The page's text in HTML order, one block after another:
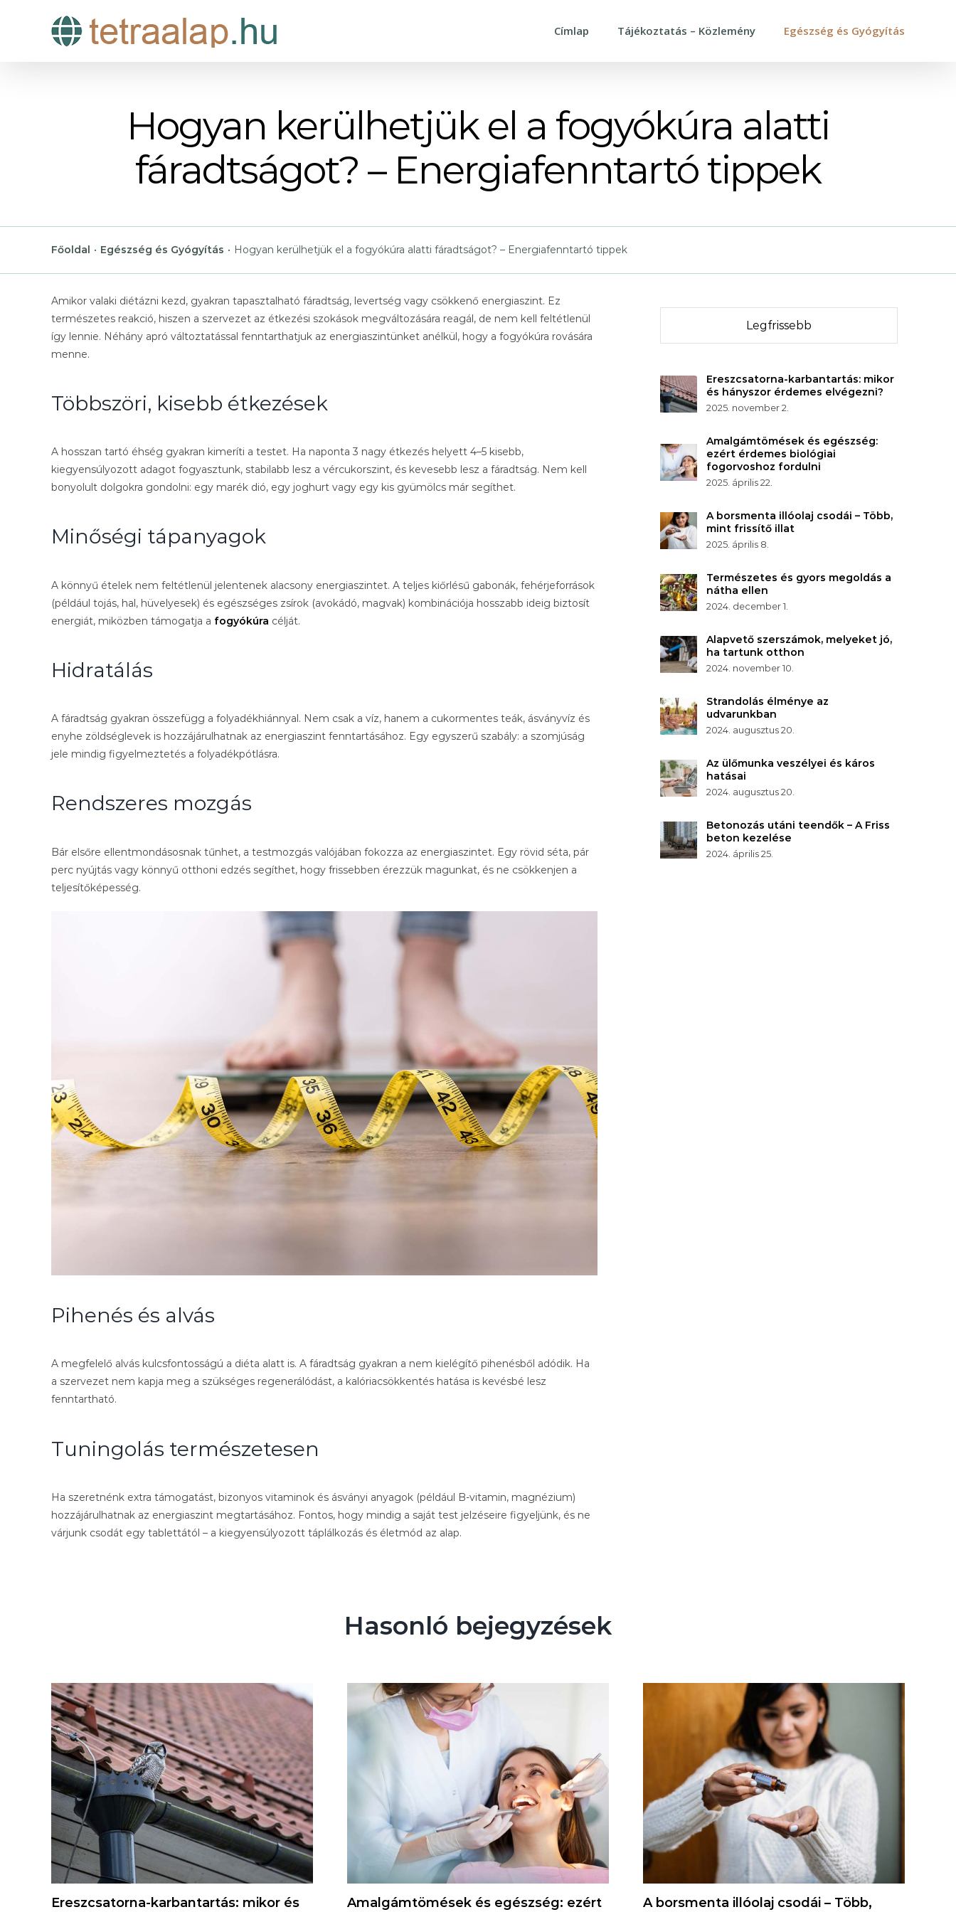
Címlap Tájékoztatás – Közlemény Egészség és Gyógyítás
Hogyan kerülhetjük el a fogyókúra alatti
fáradtságot? – Energiafenntartó tippek
Főoldal • Egészség és Gyógyítás • Hogyan kerülhetjük el a fogyókúra alatti fáradtságot? – Energiafenntartó tippek
Amikor valaki diétázni kezd, gyakran tapasztalható fáradtság, levertség vagy csökkenő energiaszint. Ez
természetes reakció, hiszen a szervezet az étkezési szokások megváltozására reagál, de nem kell feltétlenül
így lennie. Néhány apró változtatással fenntarthatjuk az energiaszintünket anélkül, hogy a fogyókúra rovására
menne.
Többszöri, kisebb étkezések
A hosszan tartó éhség gyakran kimeríti a testet. Ha naponta 3 nagy étkezés helyett 4–5 kisebb,
kiegyensúlyozott adagot fogyasztunk, stabilabb lesz a vércukorszint, és kevesebb lesz a fáradtság. Nem kell
bonyolult dolgokra gondolni: egy marék dió, egy joghurt vagy egy kis gyümölcs már segíthet.
Minőségi tápanyagok
A könnyű ételek nem feltétlenül jelentenek alacsony energiaszintet. A teljes kiőrlésű gabonák, fehérjeforrások
(például tojás, hal, hüvelyesek) és egészséges zsírok (avokádó, magvak) kombinációja hosszabb ideig biztosít
energiát, miközben támogatja a fogyókúra célját.
Hidratálás
A fáradtság gyakran összefügg a folyadékhiánnyal. Nem csak a víz, hanem a cukormentes teák, ásványvíz és
enyhe zöldséglevek is hozzájárulhatnak az energiaszint fenntartásához. Egy egyszerű szabály: a szomjúság
jele mindig figyelmeztetés a folyadékpótlásra.
Rendszeres mozgás
Bár elsőre ellentmondásosnak tűnhet, a testmozgás valójában fokozza az energiaszintet. Egy rövid séta, pár
perc nyújtás vagy könnyű otthoni edzés segíthet, hogy frissebben érezzük magunkat, és ne csökkenjen a
teljesítőképesség.
Pihenés és alvás
A megfelelő alvás kulcsfontosságú a diéta alatt is. A fáradtság gyakran a nem kielégítő pihenésből adódik. Ha
a szervezet nem kapja meg a szükséges regenerálódást, a kalóriacsökkentés hatása is kevésbé lesz
fenntartható.
Tuningolás természetesen
Ha szeretnénk extra támogatást, bizonyos vitaminok és ásványi anyagok (például B-vitamin, magnézium)
hozzájárulhatnak az energiaszint megtartásához. Fontos, hogy mindig a saját test jelzéseire figyeljünk, és ne
várjunk csodát egy tablettától – a kiegyensúlyozott táplálkozás és életmód az alap.
Legfrissebb
Ereszcsatorna-karbantartás: mikor
és hányszor érdemes elvégezni?
2025. november 2.
Amalgámtömések és egészség:
ezért érdemes biológiai
fogorvoshoz fordulni
2025. április 22.
A borsmenta illóolaj csodái – Több,
mint frissítő illat
2025. április 8.
Természetes és gyors megoldás a
nátha ellen
2024. december 1.
Alapvető szerszámok, melyeket jó,
ha tartunk otthon
2024. november 10.
Strandolás élménye az
udvarunkban
2024. augusztus 20.
Az ülőmunka veszélyei és káros
hatásai
2024. augusztus 20.
Betonozás utáni teendők – A Friss
beton kezelése
2024. április 25.
Hasonló bejegyzések
Ereszcsatorna-karbantartás: mikor és
Amalgámtömések és egészség: ezért
A borsmenta illóolaj csodái – Több,